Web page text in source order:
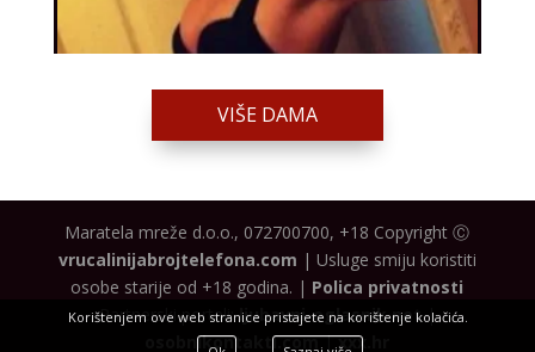
ALISA /Kod #106
TRAŽIM:razgovori, upoznavanje
Razgovaram, nazovi čim završim!
Broj: 064/677-677
VIŠE DAMA
Maratela mreže d.o.o., 072700700, +18 Copyright Ⓒ
vrucalinijabrojtelefona.com | Usluge smiju koristiti
osobe starije od +18 godina. | Polica privatnosti
Partnerski portali:ljubavni-oglasnik.net|
osobnikontakti.com|xxx.hr
Korištenjem ove web stranice pristajete na korištenje kolačića.